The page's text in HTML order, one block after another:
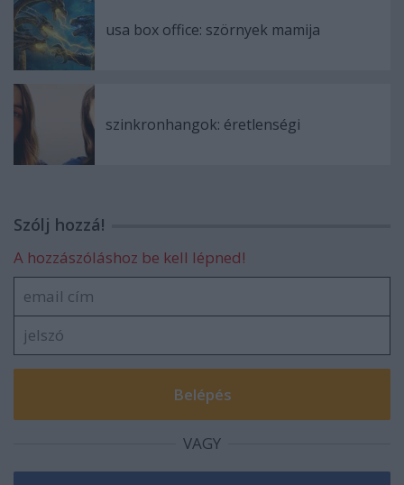
usa box office: szörnyek mamija
szinkronhangok: éretlenségi
Szólj hozzá!
A hozzászóláshoz be kell lépned!
VAGY